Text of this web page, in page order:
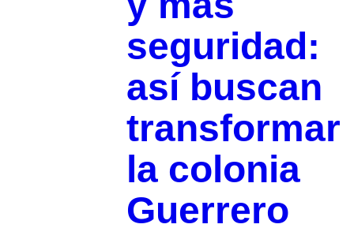
seguridad:
así buscan
transformar
la colonia
Guerrero